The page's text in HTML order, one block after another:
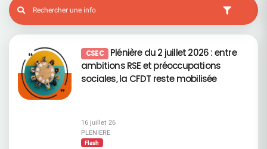
CSEC Plénière du 2 juillet 2026 : entre
ambitions RSE et préoccupations
sociales, la CFDT reste mobilisée
16 juillet 26
PLENIERE
Flash